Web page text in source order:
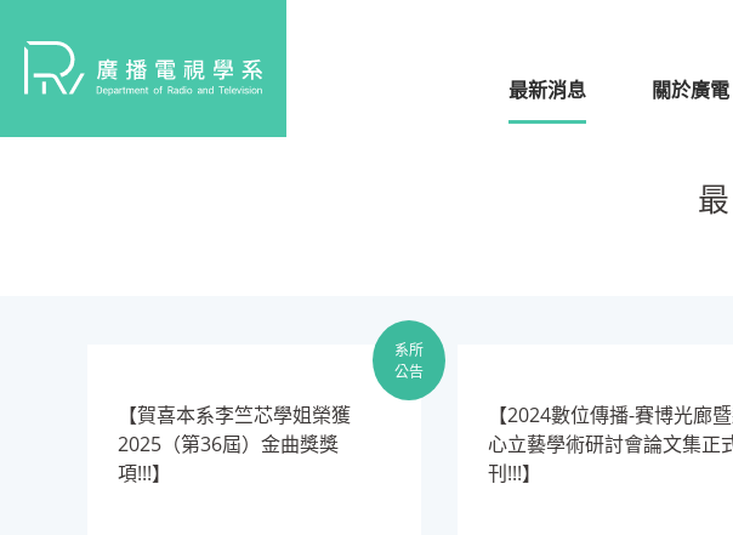
最新消息 關於廣電
最
系所
公告
​【賀喜本系李竺芯學姐榮獲
2025（第36屆）金曲獎獎
項!!!】
【2024數位傳播-賽博光廊
心立藝學術研討會論文集正
刊!!!】